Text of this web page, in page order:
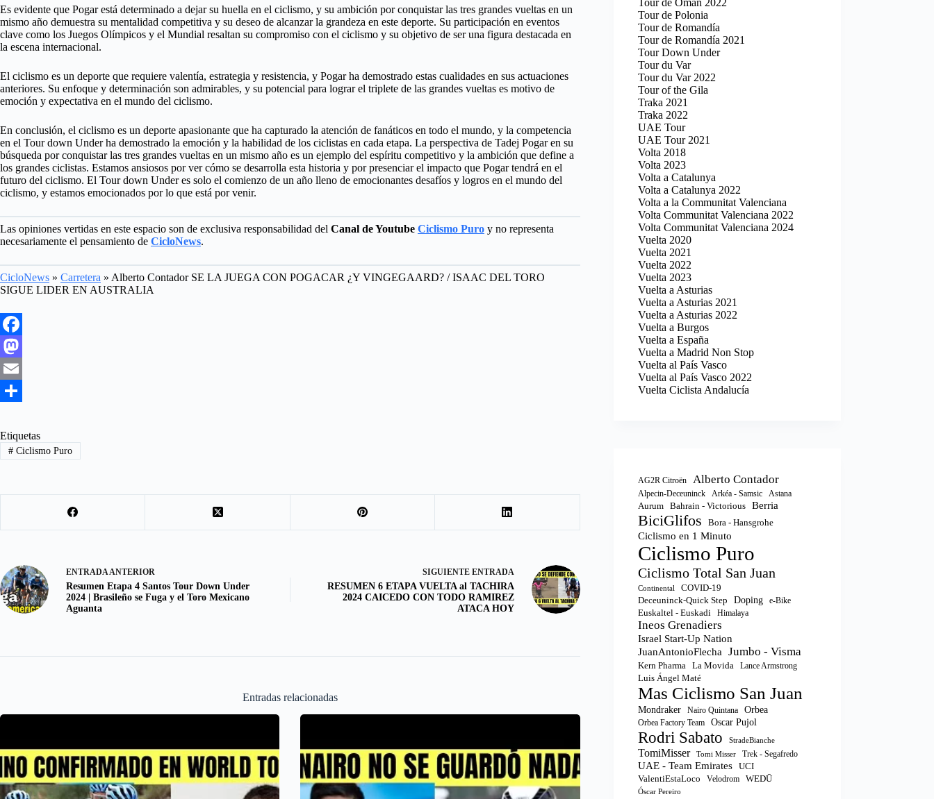
Es evidente que Pogar está determinado a dejar su huella en el ciclismo, y su ambición por conquistar las tres grandes vueltas en un
mismo año demuestra su mentalidad competitiva y su deseo de alcanzar la grandeza en este deporte. Su participación en eventos
clave como los Juegos Olímpicos y el Mundial resaltan su compromiso con el ciclismo y su objetivo de ser una figura destacada en
la escena internacional.
El ciclismo es un deporte que requiere valentía, estrategia y resistencia, y Pogar ha demostrado estas cualidades en sus actuaciones
anteriores. Su enfoque y determinación son admirables, y su potencial para lograr el triplete de las grandes vueltas es motivo de
emoción y expectativa en el mundo del ciclismo.
En conclusión, el ciclismo es un deporte apasionante que ha capturado la atención de fanáticos en todo el mundo, y la competencia
en el Tour down Under ha demostrado la emoción y la habilidad de los ciclistas en cada etapa. La perspectiva de Tadej Pogar en su
búsqueda por conquistar las tres grandes vueltas en un mismo año es un ejemplo del espíritu competitivo y la ambición que define a
los grandes ciclistas. Estamos ansiosos por ver cómo se desarrolla esta historia y por presenciar el impacto que Pogar tendrá en el
futuro del ciclismo. El Tour down Under es solo el comienzo de un año lleno de emocionantes desafíos y logros en el mundo del
ciclismo, y estamos emocionados por lo que está por venir.
Las opiniones vertidas en este espacio son de exclusiva responsabilidad del Canal de Youtube Ciclismo Puro y no representa
necesariamente el pensamiento de CicloNews.
CicloNews » Carretera » Alberto Contador SE LA JUEGA CON POGACAR ¿Y VINGEGAARD? / ISAAC DEL TORO
SIGUE LIDER EN AUSTRALIA
F
a
b
o
M
t
o
E
a
i
h
a
Etiquetas
#Ciclismo Puro
ENTRADA ANTERIOR
Resumen Etapa 4 Santos Tour Down Under
2024 | Brasileño se Fuga y el Toro Mexicano
Aguanta
SIGUIENTE ENTRADA
RESUMEN 6 ETAPA VUELTA al TACHIRA
2024 CAICEDO CON TODO RAMIREZ
ATACA HOY
Entradas relacionadas
Tour de Polonia
Tour de Romandía
Tour de Romandía 2021
Tour Down Under
Tour du Var
Tour du Var 2022
Tour of the Gila
Traka 2021
Traka 2022
UAE Tour
UAE Tour 2021
Volta 2018
Volta 2023
Volta a Catalunya
Volta a Catalunya 2022
Volta a la Communitat Valenciana
Volta Communitat Valenciana 2022
Volta Communitat Valenciana 2024
Vuelta 2020
Vuelta 2021
Vuelta 2022
Vuelta 2023
Vuelta a Asturias
Vuelta a Asturias 2021
Vuelta a Asturias 2022
Vuelta a Burgos
Vuelta a España
Vuelta a Madrid Non Stop
Vuelta al País Vasco
Vuelta al País Vasco 2022
Vuelta Ciclista Andalucía
AG2R Citroën Alberto Contador
Alpecin-Deceuninck Arkéa - Samsic
Astana
Aurum
Bahrain - Victorious Berria
BiciGlifos Bora - Hansgrohe
Ciclismo en 1 Minuto
Ciclismo Puro
Ciclismo Total San Juan
Continental
COVID-19
Deceuninck-Quick Step
Doping e-Bike
Euskaltel - Euskadi Himalaya
Ineos Grenadiers
Israel Start-Up Nation
JuanAntonioFlecha Jumbo - Visma
Kern Pharma La Movida Lance Armstrong
Luis Ángel Maté
Mas Ciclismo San Juan
Mondraker Nairo Quintana Orbea
Orbea Factory Team Oscar Pujol
Rodri Sabato StradeBianche
TomiMisser Tomi Misser Trek - Segafredo
UAE - Team Emirates
UCI
ValentiEstaLoco
Velodrom WEDŪ
Óscar Pereiro